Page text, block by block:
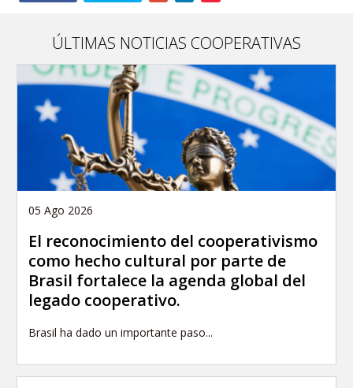
ÚLTIMAS NOTICIAS COOPERATIVAS
05 Ago 2026
El reconocimiento del cooperativismo
como hecho cultural por parte de
Brasil fortalece la agenda global del
legado cooperativo.
Brasil ha dado un importante paso...